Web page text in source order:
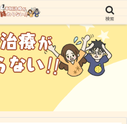
検索